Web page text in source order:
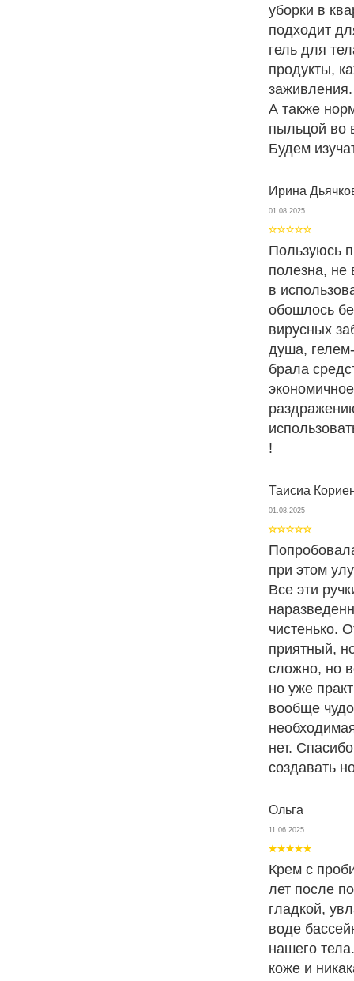
уборки в
подходит
гель для
продукты,
заживления.
А также
пыльцой во
Будем
Ирина
01.08.2025
Пользуюсь
полезна, не
в
обошлось
вирусных
душа,
брала
!
Таисиа
01.08.2025
при этом
Все эти
чистенько.
приятный,
сложно, но
но уже
вообще
нет.
создавать
Ольга
11.06.2025
Крем с
лет после
гладкой,
воде
нашего
коже и